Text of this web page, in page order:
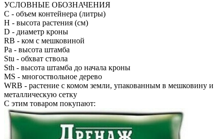
УСЛОВНЫЕ ОБОЗНАЧЕНИЯ
С - объем контейнера (литры)
H - высота растения (см)
D - диаметр кроны
RB - ком с мешковиной
Pa - высота штамба
Stu - обхват ствола
Sth - высота штамба до начала кроны
MS - многоствольное дерево
WRB - растение с комом земли, упакованным в мешковину и
металлическую сетку
С этим товаром покупают: